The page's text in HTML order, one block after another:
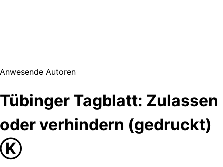
Anwesende Autoren
Tübinger Tagblatt: Zulassen
oder verhindern (gedruckt)
Ⓚ